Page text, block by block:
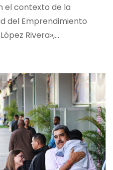
el contexto de la
del Emprendimiento
Rivera»,…